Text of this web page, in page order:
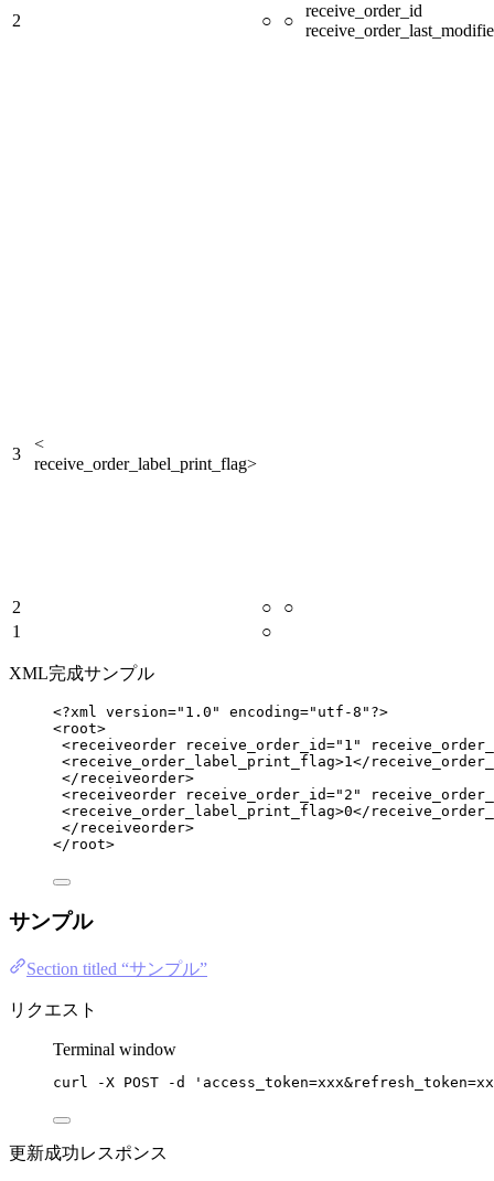
2 ○ ○
receive_order_id
3
<
receive_order_label_print_flag>
2 ○
○
1
○
XML完成サンプル
<?xml version=" 1.0 " encoding=" utf-8 " ?>
<root>
<receiveorder receive_order_id=" 1 "
<receive_order_label_print_flag>1</
</ receiveorder>
<receiveorder receive_order_id=" 2 "
<receive_order_label_print_flag>0</
</ receiveorder>
</ root>
サンプル
Section titled “サンプル”
リクエスト
Terminal window
curl -X POST -d '
更新成功レスポンス